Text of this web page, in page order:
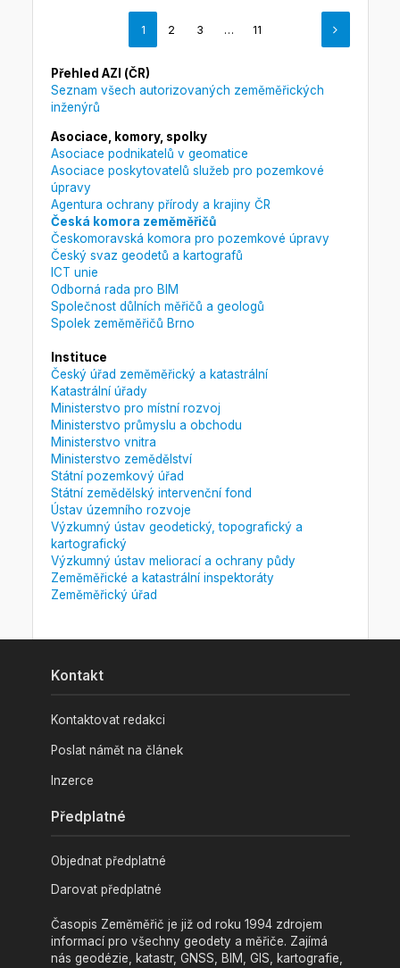
1 2 3 … 11
Přehled AZI (ČR)
Seznam všech autorizovaných zeměměřických
inženýrů
Asociace, komory, spolky
Asociace podnikatelů v geomatice
Asociace poskytovatelů služeb pro pozemkové
úpravy
Agentura ochrany přírody a krajiny ČR
Česká komora zeměměřičů
Českomoravská komora pro pozemkové úpravy
Český svaz geodetů a kartografů
ICT unie
Odborná rada pro BIM
Společnost důlních měřičů a geologů
Spolek zeměměřičů Brno
Instituce
Český úřad zeměměřický a katastrální
Katastrální úřady
Ministerstvo pro místní rozvoj
Ministerstvo průmyslu a obchodu
Ministerstvo vnitra
Ministerstvo zemědělství
Státní pozemkový úřad
Státní zemědělský intervenční fond
Ústav územního rozvoje
Výzkumný ústav geodetický, topografický a
kartografický
Výzkumný ústav meliorací a ochrany půdy
Zeměměřické a katastrální inspektoráty
Zeměměřický úřad
Kontakt
Kontaktovat redakci
Poslat námět na článek
Inzerce
Předplatné
Objednat předplatné
Darovat předplatné
Časopis Zeměměřič je již od roku 1994 zdrojem
informací pro všechny geodety a měřiče. Zajímá
nás geodézie, katastr, GNSS, BIM, GIS, kartografie,